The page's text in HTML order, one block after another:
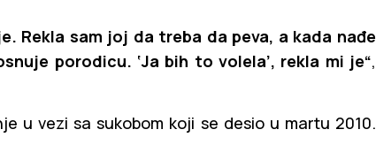
Rekla sam joj da treba da peva, a kada nađe
porodicu. ‘Ja bih to volela’, rekla mi je“,
u vezi sa sukobom koji se desio u martu 2010.